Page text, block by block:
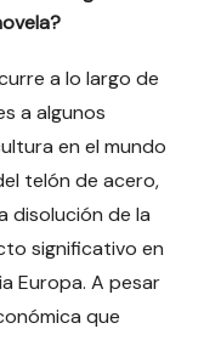
a lo largo de
a algunos
en el mundo
telón de acero,
disolución de la
significativo en
Europa. A pesar
que